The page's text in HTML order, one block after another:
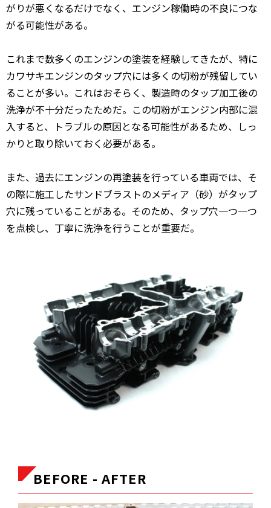
がりが悪くなるだけでなく、エンジン稼働時の不良につな
がる可能性がある。
これまで数多くのエンジンの塗装を経験してきたが、特に
カワサキエンジンのタップ穴には多くの切粉が残留してい
ることが多い。これはおそらく、製造時のタップ加工後の
洗浄が不十分だったためだ。この切粉がエンジン内部に混
入すると、トラブルの原因となる可能性があるため、しっ
かりと取り除いておく必要がある。
また、過去にエンジンの再塗装を行っている車両では、そ
の際に施工したサンドブラストのメディア（砂）がタップ
穴に残っていることがある。そのため、タップ穴一つ一つ
を点検し、丁寧に洗浄を行うことが重要だ。
BEFORE - AFTER